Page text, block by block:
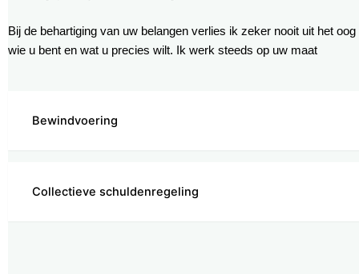
Bewindvoering
Collectieve schuldenregeling
Bij de behartiging van uw belangen verlies ik zeker nooit uit het oog
wie u bent en wat u precies wilt. Ik werk steeds op uw maat